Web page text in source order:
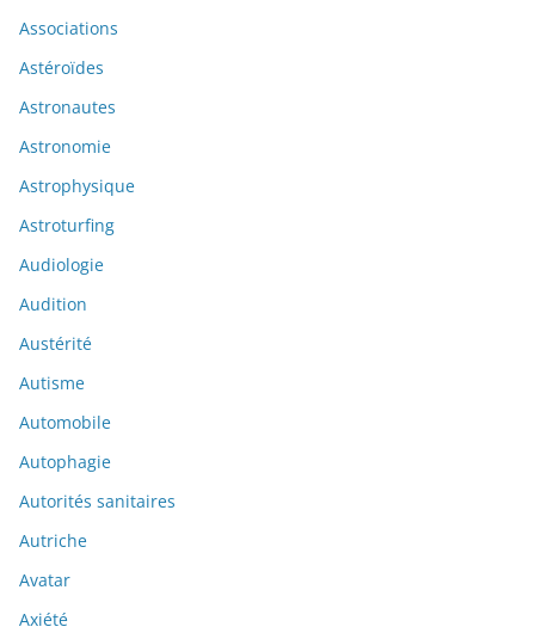
Associations
Astéroïdes
Astronautes
Astronomie
Astrophysique
Astroturfing
Audiologie
Audition
Austérité
Autisme
Automobile
Autophagie
Autorités sanitaires
Autriche
Avatar
Axiété